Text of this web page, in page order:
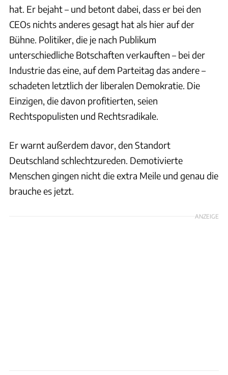
hat. Er bejaht – und betont dabei, dass er bei den
CEOs nichts anderes gesagt hat als hier auf der
Bühne. Politiker, die je nach Publikum
unterschiedliche Botschaften verkauften – bei der
Industrie das eine, auf dem Parteitag das andere –
schadeten letztlich der liberalen Demokratie. Die
Einzigen, die davon profitierten, seien
Rechtspopulisten und Rechtsradikale.
Er warnt außerdem davor, den Standort
Deutschland schlechtzureden. Demotivierte
Menschen gingen nicht die extra Meile und genau die
brauche es jetzt.
ANZEIGE